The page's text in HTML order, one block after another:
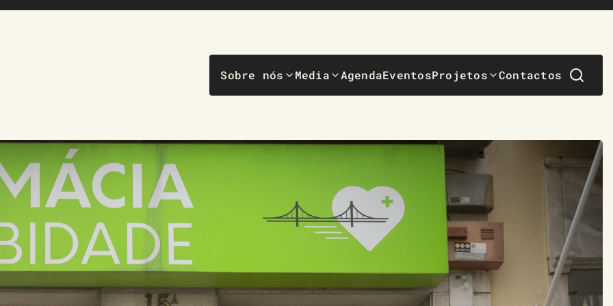
Sobre nós Media AgendaEventosProjetos Contactos